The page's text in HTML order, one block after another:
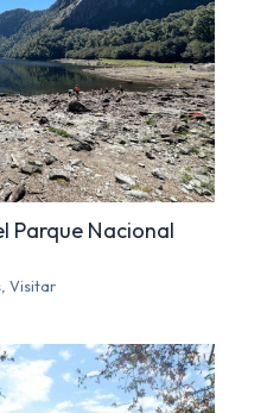
Parque Nacional
,Visitar